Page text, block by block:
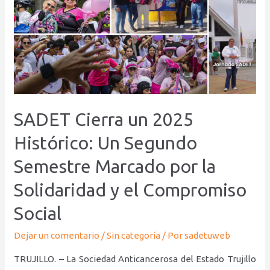
SADET Cierra un 2025
Histórico: Un Segundo
Semestre Marcado por la
Solidaridad y el Compromiso
Social
Dejar un comentario /Sin categoría / Porsadetuweb
TRUJILLO. – La Sociedad Anticancerosa del Estado Trujillo